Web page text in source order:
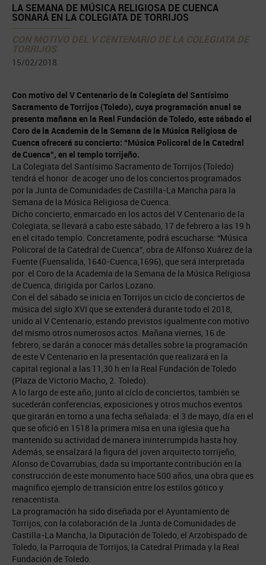
LA SEMANA DE MÚSICA RELIGIOSA DE CUENCA
SONARÁ EN LA COLEGIATA DE TORRIJOS
CON MOTIVO DEL V CENTENARIO DE LA COLEGIATA DE
TORRIJOS
15/02/2018
Con motivo del V Centenario de la Colegiata del Santísimo
Sacramento de Torrijos (Toledo), cuya programación anual se
presenta mañana en la Real Fundación de Toledo, este sábado el
Coro de la Academia de la Semana de la Música Religiosa de
Cuenca ofrecerá su concierto: “Música Policoral de la Catedral
de Cuenca”, en el templo torrijeño.
La Colegiata del Santísimo Sacramento de Torrijos (Toledo)
tendrá el honor de acoger uno de los conciertos programados
por la Junta de Comunidades de Castilla-La Mancha para la
Semana de la Música Religiosa de Cuenca.
Dicho concierto, enmarcado en los actos del V Centenario de la
Colegiata, se llevará a cabo este sábado, 17 de febrero a las 19 h
en el citado templo. Concretamente, podrá escucharse: “Música
Policoral de la Catedral de Cuenca”, obra de Alfonso Xuárez de la
Fuente (Fuensalida, 1640-Cuenca,1696), que será interpretada
por el Coro de la Academia de la Semana de la Música Religiosa
de Cuenca, dirigida por Carlos Lozano.
Con el del sábado se inicia en Torrijos un ciclo de conciertos de
música del siglo XVI que se extenderá durante todo el 2018,
unido al V Centenario, estando previstos igualmente con motivo
del mismo otros numerosos actos. Mañana viernes, 16 de
febrero, se darán a conocer más detalles sobre la programación
de este V Centenario en la presentación que realizará en la
capital regional a las 11,30 h en la Real Fundación de Toledo
(Plaza de Victorio Macho, 2. Toledo).
A lo largo de este año, junto al ciclo de conciertos, también se
sucederán conferencias, exposiciones y otros muchos eventos
que girarán en torno a una fecha señalada: el 3 de mayo, día en el
que se ofició en 1518 la primera misa en una iglesia que ha
mantenido su actividad de manera ininterrumpida hasta hoy.
Además, se ensalzará la figura del joven arquitecto torrijeño,
Alonso de Covarrubias, dada su importante contribución en la
construcción de este monumento hace 500 años, una obra que es
magnífico ejemplo de transición entre los estilos gótico y
renacentista.
La programación ha sido diseñada por el Ayuntamiento de
Torrijos, con la colaboración de la Junta de Comunidades de
Castilla-La Mancha, la Diputación de Toledo, el Arzobispado de
Toledo, la Parroquia de Torrijos, la Catedral Primada y la Real
Fundación de Toledo.